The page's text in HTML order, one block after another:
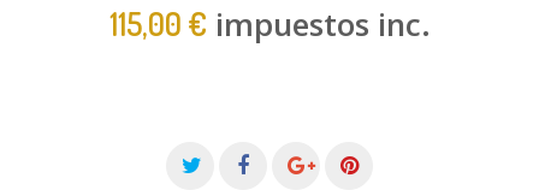
115,00 € impuestos inc.